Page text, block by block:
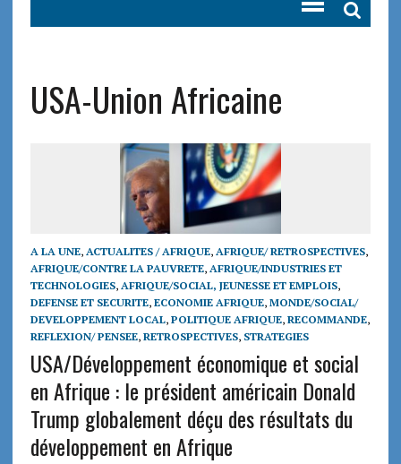
USA-Union Africaine
A LA UNE, ACTUALITES / AFRIQUE, AFRIQUE/ RETROSPECTIVES,
AFRIQUE/CONTRE LA PAUVRETE, AFRIQUE/INDUSTRIES ET
TECHNOLOGIES, AFRIQUE/SOCIAL, JEUNESSE ET EMPLOIS,
DEFENSE ET SECURITE, ECONOMIE AFRIQUE, MONDE/SOCIAL/
DEVELOPPEMENT LOCAL, POLITIQUE AFRIQUE, RECOMMANDE,
REFLEXION/ PENSEE, RETROSPECTIVES, STRATEGIES
USA/Développement économique et social
en Afrique : le président américain Donald
Trump globalement déçu des résultats du
développement en Afrique